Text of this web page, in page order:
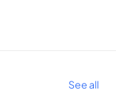
See all